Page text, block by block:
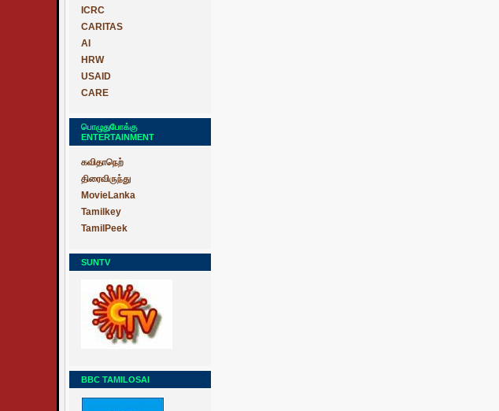
ICRC
CARITAS
AI
HRW
USAID
CARE
பொழுதுபோக்கு
ENTERTAINMENT
கவிதாநெற்
திரைவிருந்து
MovieLanka
Tamilkey
TamilPeek
SUNTV
BBC TAMILOSAI